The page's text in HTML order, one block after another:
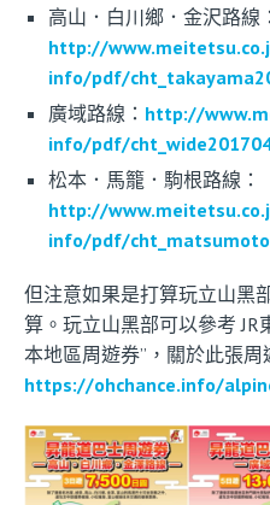
高山．白川鄉．金沢路線：
http://
info/pdf/
廣域路線： http://
info/pdf/
松本．馬籠．駒根路線：
http://
info/pdf/
但注意如果是打算玩立山黑
算。玩立山黑部可以參考 JR
本地區周遊券”，關於此張周
https://ohchance.info/